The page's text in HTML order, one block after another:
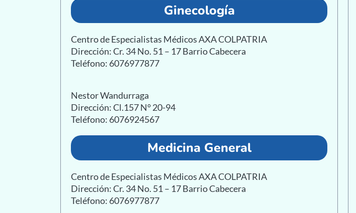
Ginecología
Centro de Especialistas Médicos AXA COLPATRIA
Dirección: Cr. 34 No. 51 – 17 Barrio Cabecera
Teléfono: 6076977877
Nestor Wandurraga
Dirección: Cl.157 N° 20-94
Teléfono: 6076924567
Medicina General
Centro de Especialistas Médicos AXA COLPATRIA
Dirección: Cr. 34 No. 51 – 17 Barrio Cabecera
Teléfono: 6076977877